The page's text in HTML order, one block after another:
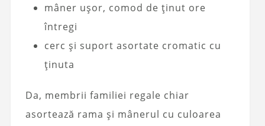
mâner ușor, comod de ținut ore
întregi
cerc și suport asortate cromatic cu
ținuta
Da, membrii familiei regale chiar
asortează rama și mânerul cu culoarea